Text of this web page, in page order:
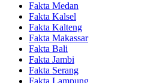
Fakta Medan
Fakta Kalsel
Fakta Kalteng
Fakta Makassar
Fakta Bali
Fakta Jambi
Fakta Serang
Fakta Lampung